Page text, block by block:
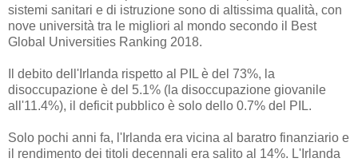
sistemi sanitari e di istruzione sono di altissima qualità, con
nove università tra le migliori al mondo secondo il Best
Global Universities Ranking 2018.
Il debito dell'Irlanda rispetto al PIL è del 73%, la
disoccupazione è del 5.1% (la disoccupazione giovanile
all'11.4%), il deficit pubblico è solo dello 0.7% del PIL.
Solo pochi anni fa, l'Irlanda era vicina al baratro finanziario e
il rendimento dei titoli decennali era salito al 14%. L'Irlanda